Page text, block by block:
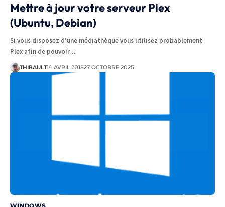
Mettre à jour votre serveur Plex
(Ubuntu, Debian)
Si vous disposez d'une médiathèque vous utilisez probablement
Plex afin de pouvoir…
THIBAULT14 AVRIL 201827 OCTOBRE 2025